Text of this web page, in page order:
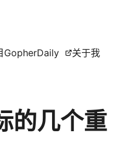
GopherDaily 关于我
的几个重